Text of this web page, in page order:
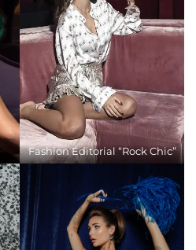
Fashion Editorial “Rock Chic”